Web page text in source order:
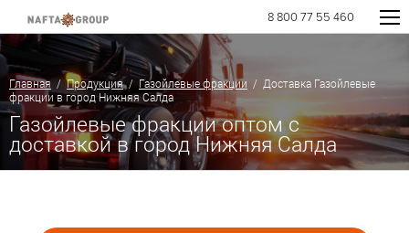
8 800 77 55 460
Главная /Продукция/ Газойлевые фракции / Доставка Газойлевые
фракции в город Нижняя Салда
Газойлевые фракции оптом с
доставкой в город Нижняя Салда